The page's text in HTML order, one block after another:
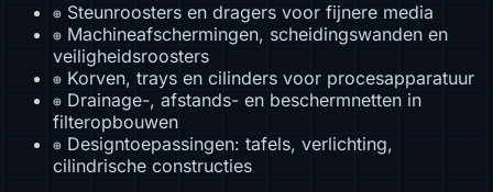
⊕ Steunroosters en dragers voor fijnere media
⊕ Machineafschermingen, scheidingswanden en
veiligheidsroosters
⊕ Korven, trays en cilinders voor procesapparatuur
⊕ Drainage-, afstands- en beschermnetten in
filteropbouwen
⊕ Designtoepassingen: tafels, verlichting,
cilindrische constructies